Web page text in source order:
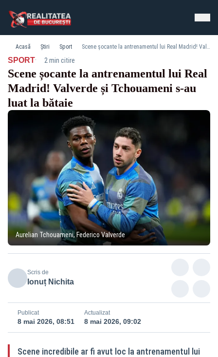
Acasă Știri Sport Scene șocante la antrenamentul lui Real Madrid! Valverde și Tchouameni s-au luat la bătaie
SPORT· 2 min citire
Scene șocante la antrenamentul lui Real
Madrid! Valverde și Tchouameni s-au
luat la bătaie
Aurelian Tchouameni, Federico Valverde
Scris de
Ionuț Nichita
Publicat
8 mai 2026, 08:51
Actualizat
8 mai 2026, 09:02
Scene incredibile ar fi avut loc la antrenamentul lui